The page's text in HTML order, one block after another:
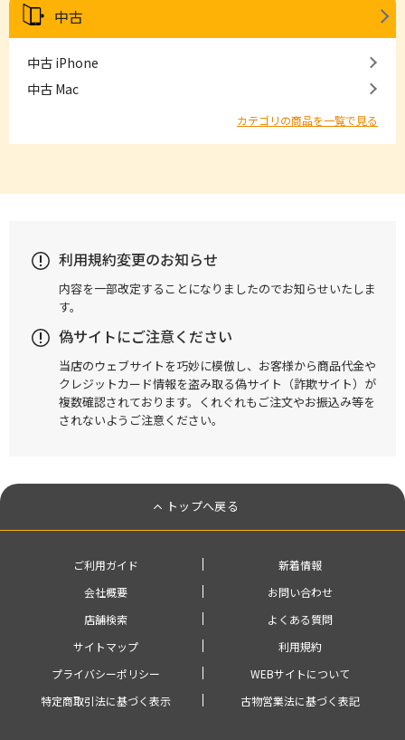
中古
中古 iPhone
中古 Mac
カテゴリの商品を一覧で見る
利用規約変更のお知らせ
内容を一部改定することになりましたのでお知らせいたしま
す。
偽サイトにご注意ください
当店のウェブサイトを巧妙に模倣し、お客様から商品代金や
クレジットカード情報を盗み取る偽サイト（詐欺サイト）が
複数確認されております。くれぐれもご注文やお振込み等を
されないようご注意ください。
トップへ戻る
ご利用ガイド
新着情報
会社概要
お問い合わせ
店舗検索
よくある質問
サイトマップ
利用規約
プライバシーポリシー
WEBサイトについて
特定商取引法に基づく表示
古物営業法に基づく表記